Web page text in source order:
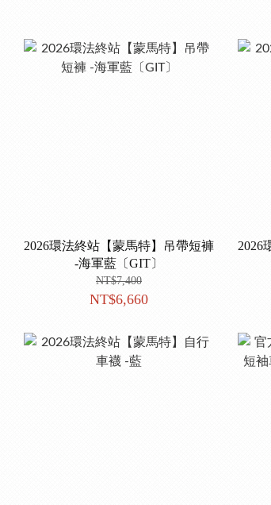
2026環法終站【蒙馬特】吊帶短褲
-海軍藍〔GIT〕
NT$7,400
NT$6,660
2026